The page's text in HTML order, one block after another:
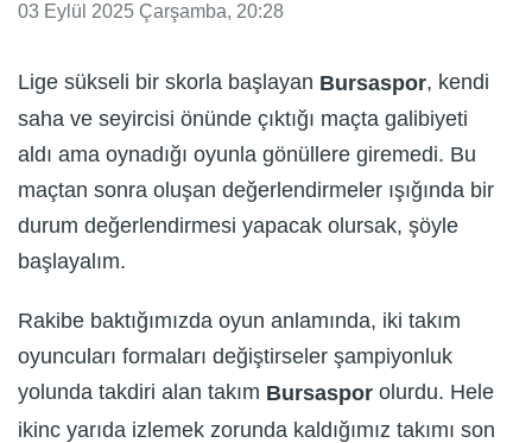
03 Eylül 2025 Çarşamba, 20:28
Lige sükseli bir skorla başlayan Bursaspor, kendi
saha ve seyircisi önünde çıktığı maçta galibiyeti
aldı ama oynadığı oyunla gönüllere giremedi. Bu
maçtan sonra oluşan değerlendirmeler ışığında bir
durum değerlendirmesi yapacak olursak, şöyle
başlayalım.
Rakibe baktığımızda oyun anlamında, iki takım
oyuncuları formaları değiştirseler şampiyonluk
yolunda takdiri alan takım Bursaspor olurdu. Hele
ikinc yarıda izlemek zorunda kaldığımız takımı son